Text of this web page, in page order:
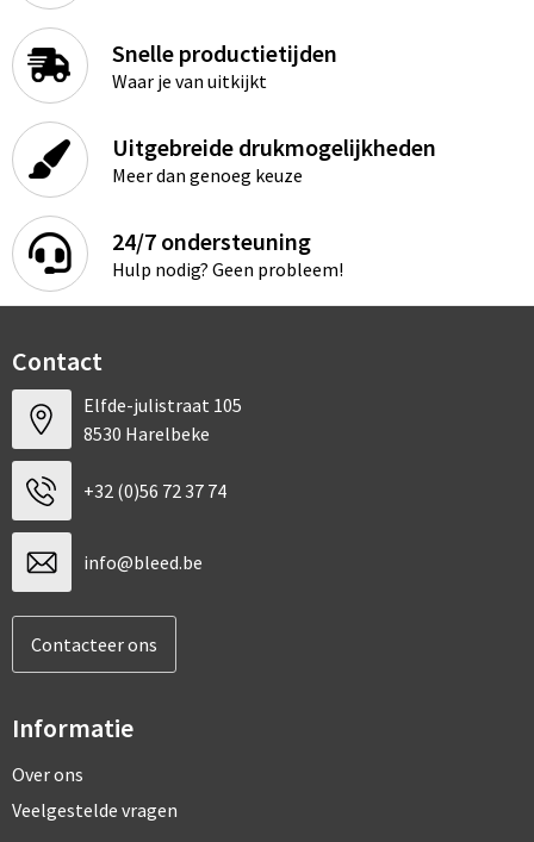
Snelle productietijden
Waar je van uitkijkt
Uitgebreide drukmogelijkheden
Meer dan genoeg keuze
24/7 ondersteuning
Hulp nodig? Geen probleem!
Contact
Elfde-julistraat 105
8530 Harelbeke
+32 (0)56 72 37 74
info@bleed.be
Contacteer ons
Informatie
Over ons
Veelgestelde vragen